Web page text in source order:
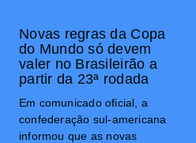
Novas regras da Copa
do Mundo só devem
valer no Brasileirão a
partir da 23ª rodada
Em comunicado oficial, a
confederação sul-americana
informou que as novas